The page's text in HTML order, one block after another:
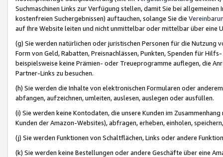
Suchmaschinen Links zur Verfügung stellen, damit Sie bei
kostenfreien Suchergebnissen) auftauchen, solange Sie die
auf Ihre Website leiten und nicht unmittelbar oder mittelbar über eine
(g) Sie werden natürlichen oder juristischen Personen für die Nutzung
Form von Geld, Rabatten, Preisnachlässen, Punkten, Spenden für
beispielsweise keine Prämien- oder Treueprogramme auflegen, die
Partner-Links zu besuchen.
(h) Sie werden die Inhalte von elektronischen Formularen oder
abfangen, aufzeichnen, umleiten, auslesen, auslegen oder ausfüllen.
(i) Sie werden keine Kontodaten, die unsere Kunden im
Kunden der Amazon-Websites), abfragen, erheben, einholen,
(j) Sie werden Funktionen von Schaltflächen, Links oder andere
(k) Sie werden keine Bestellungen oder andere Geschäfte über eine